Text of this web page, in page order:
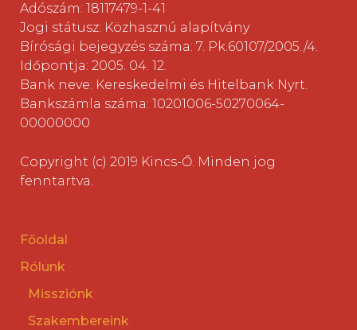
Adószám: 18117479-1-41
Jogi státusz: Közhasznú alapítvány
Bírósági bejegyzés száma: 7. Pk.60107/2005./4.
Időpontja: 2005. 04. 12.
Bank neve: Kereskedelmi és Hitelbank Nyrt.
Bankszámla száma: 10201006-50270064-
00000000
Copyright (c) 2019 Kincs-Ő. Minden jog
fenntartva.
Főoldal
Rólunk
Missziónk
Szakembereink